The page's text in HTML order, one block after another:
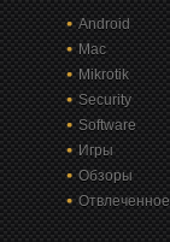
Android
Mac
Mikrotik
Security
Software
Игры
Обзоры
Отвлеченное